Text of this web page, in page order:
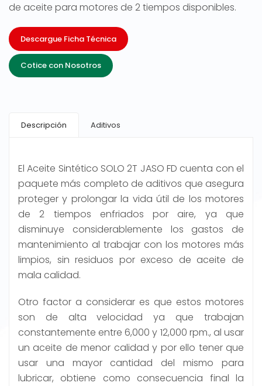
de aceite para motores de 2 tiempos disponibles.
Descargue Ficha Técnica
Cotice con Nosotros
Descripción Aditivos
El Aceite Sintético SOLO 2T JASO FD cuenta con el
paquete más completo de aditivos que asegura
proteger y prolongar la vida útil de los motores
de 2 tiempos enfriados por aire, ya que
disminuye considerablemente los gastos de
mantenimiento al trabajar con los motores más
limpios, sin residuos por exceso de aceite de
mala calidad.
Otro factor a considerar es que estos motores
son de alta velocidad ya que trabajan
constantemente entre 6,000 y 12,000 rpm., al usar
un aceite de menor calidad y por ello tener que
usar una mayor cantidad del mismo para
lubricar, obtiene como consecuencia final la